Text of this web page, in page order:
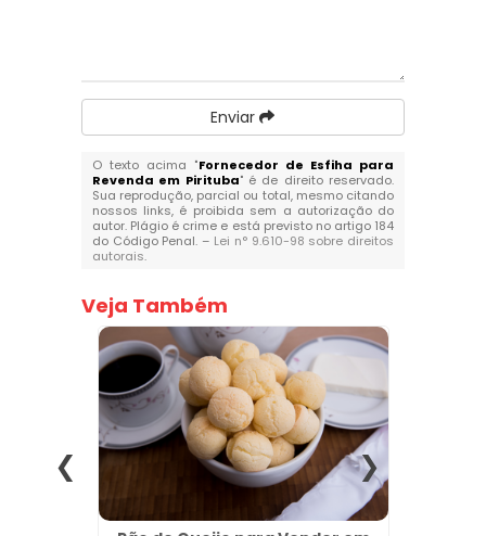
Enviar
O texto acima "Fornecedor de Esfiha para
Revenda em Pirituba" é de direito reservado.
Sua reprodução, parcial ou total, mesmo citando
nossos links, é proibida sem a autorização do
autor. Plágio é crime e está previsto no artigo 184
do Código Penal. – Lei n° 9.610-98 sobre direitos
autorais.
Veja Também